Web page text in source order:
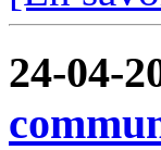
24-04-